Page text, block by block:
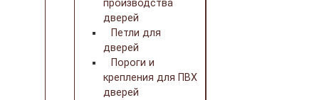
производства
дверей
Петли для
дверей
Пороги и
крепления для ПВХ
дверей